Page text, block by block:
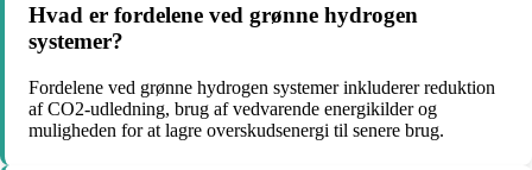
Hvad er fordelene ved grønne hydrogen
systemer?
Fordelene ved grønne hydrogen systemer inkluderer reduktion
af CO2-udledning, brug af vedvarende energikilder og
muligheden for at lagre overskudsenergi til senere brug.